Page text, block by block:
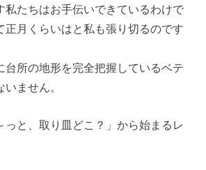
私たちはお手伝いできているわけで
正月くらいはと私も張り切るのです
台所の地形を完全把握しているベテ
ません。
っと、取り皿どこ？」から始まるレ